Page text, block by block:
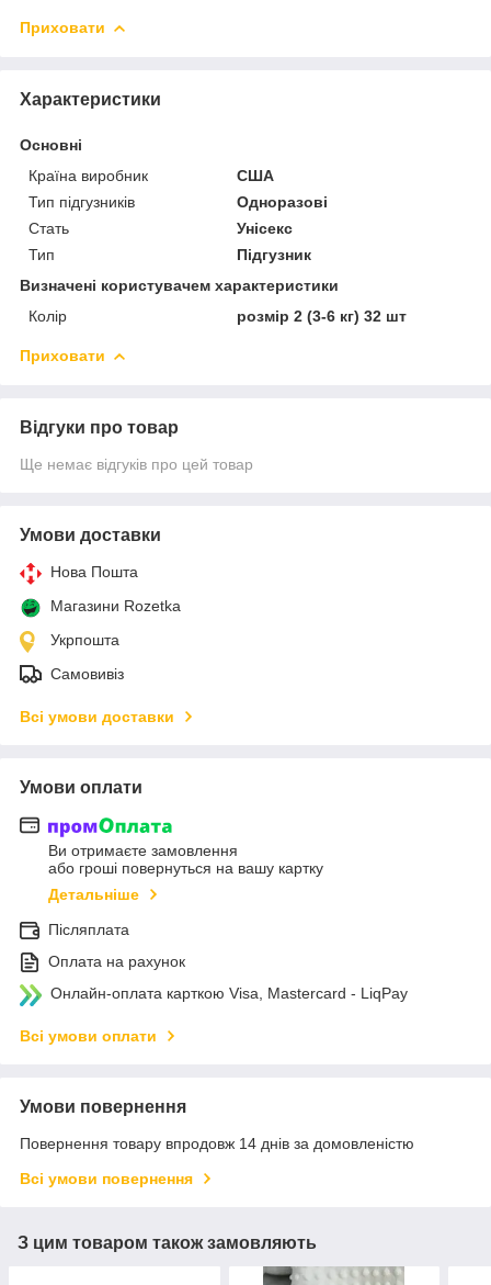
Приховати
Характеристики
Основні
Країна виробник
США
Тип підгузників
Одноразові
Стать
Унісекс
Тип
Підгузник
Визначені користувачем характеристики
Колір
розмір 2 (3-6 кг) 32 шт
Приховати
Відгуки про товар
Ще немає відгуків про цей товар
Умови доставки
Нова Пошта
Магазини Rozetka
Укрпошта
Самовивіз
Всі умови доставки
Умови оплати
Ви отримаєте замовлення
або гроші повернуться на вашу картку
Детальніше
Післяплата
Оплата на рахунок
Онлайн-оплата карткою Visa, Mastercard - LiqPay
Всі умови оплати
Умови повернення
Повернення товару впродовж 14 днів за домовленістю
Всі умови повернення
З цим товаром також замовляють